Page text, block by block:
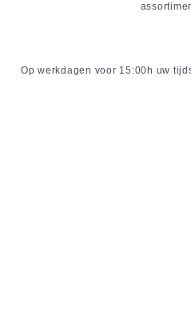
Op werkdagen voor 15:00h uw